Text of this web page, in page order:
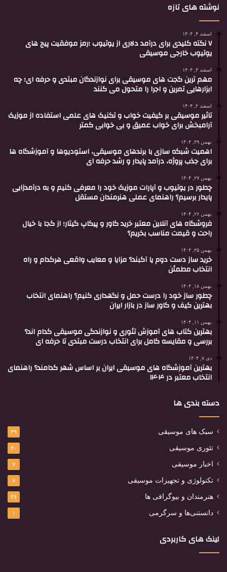
نوشته های تازه
اسفند ۴, ۱۴۰۴
۷ نکته کلیدی برای درآمد دلاری از یوتیوب ؛رمز موفقیت پیج های
یوتیوب خارجی موسیقی
اسفند ۳, ۱۴۰۴
مهم ترین گجت های موسیقی برای نوازندگان مبتدی و حرفه ای؛ چه
ابزارهایی تمرین و اجرا را متحول می کنند
اسفند ۲, ۱۴۰۴
تاثیر موسیقی بر کیفیت خواب و تکنیک های علمی استفاده از موزیک
آرامبخش برای خواب عمیق و بی خوابی کمتر
بهمن ۲۹, ۱۴۰۴
اهمیت شبکه سازی با برندهای موسیقی، استودیوها و آموزشگاه ها
برای جذب پروژه، درآمد پایدار و رشد حرفه ای
بهمن ۲۷, ۱۴۰۴
چطور در یوتیوب و آپارات موزیک خود را معرفی کنیم و به درآمدزایی
پایدار برسیم؟ راهنمای عملی هنرمندان مستقل
بهمن ۲۶, ۱۴۰۴
فروشگاه های آنلاین معتبر خرید کاور و پیکاپ گیتار؛ از کجا با خیال
راحت و قیمت مناسب بخریم؟
بهمن ۲۵, ۱۴۰۴
خرید ساز دست دوم یا آکبند؟ مزایا و معایب واقعی هرکدام و راه
انتخاب مطمئن
بهمن ۱۸, ۱۴۰۴
چطور ساز خود را درست حمل و نگهداری کنیم؟ راهنمای انتخاب
بهترین کیف و کاور ساز در بازار ایران
بهمن ۱۱, ۱۴۰۴
بهترین کتاب های آموزش تئوری و نوازندگی موسیقی کدام اند؟
بررسی و مقایسه کامل برای انتخاب درست مبتدی تا حرفه ای
دی ۷, ۱۴۰۴
بهترین آموزشگاه های موسیقی ایران بر اساس شهر کدامند؟ راهنمای
انتخاب معتبر در ۱۴۰۴
دسته بندی ها
سبک های موسیقی ۴۹
تئوری موسیقی ۴۰
اخبار موسیقی ۷
تکنولوژی و تجهیزات موسیقی ۷
هنرمندان و بیوگرافی ها ۳۶
دانستنی‌ها و سرگرمی ۱
لینک های کاربردی